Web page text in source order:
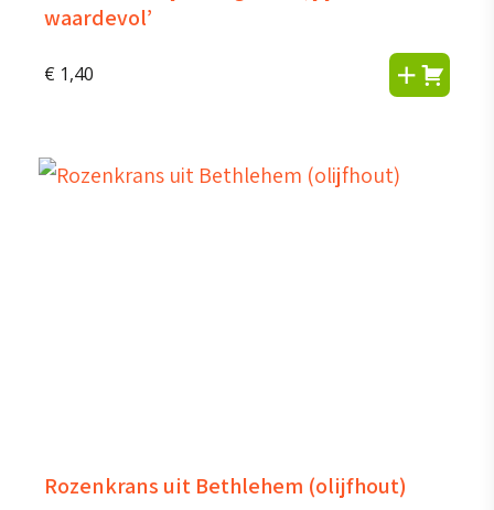
waardevol’
€ 1,40
Rozenkrans uit Bethlehem (olijfhout)